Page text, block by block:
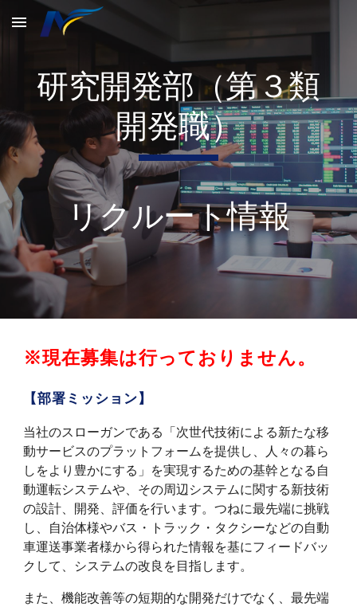
Skip to main content Skip to navigation
研究開発部（第３類
開発職）
リクルート情報
※現在募集は行っておりません。
【部署ミッション】
当社のスローガンである「次世代技術による新たな移
動サービスのプラットフォームを提供し、人々の暮ら
しをより豊かにする」を実現するための基幹となる自
動運転システムや、その周辺システムに関する新技術
の設計、開発、評価を行います。つねに最先端に挑戦
し、自治体様やバス・トラック・タクシーなどの自動
車運送事業者様から得られた情報を基にフィードバッ
クして、システムの改良を目指します。
また、機能改善等の短期的な開発だけでなく、最先端